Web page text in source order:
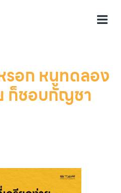
รอก หนูทดลอง
ก็ชอบกัญชา